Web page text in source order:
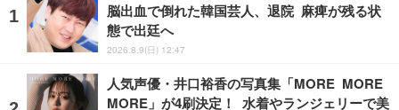
脳出血で倒れた韓国芸人、退院 麻痺が残る状
態で出廷へ
2026.8.9(日) 12:47
人気声優・井口裕香の写真集「MORE MORE
MORE」が4刷決定！ 水着やランジェリーで美